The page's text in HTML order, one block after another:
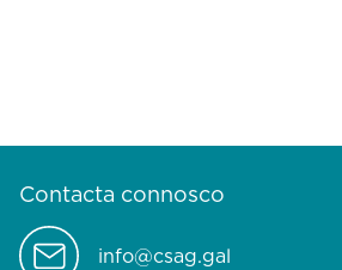
Contacta connosco
info@csag.gal